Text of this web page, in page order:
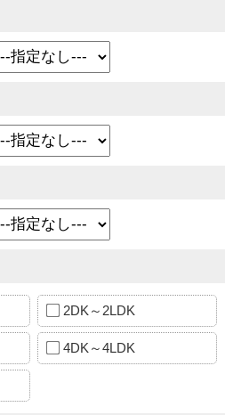
2DK～2LDK
4DK～4LDK